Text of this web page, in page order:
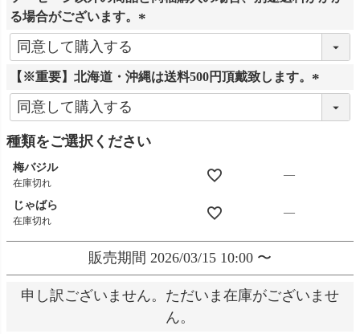
)
る場合がございます。
必
須
)
【※重要】北海道・沖縄は送料500円頂戴致します。
必
種類をご選択ください
梅バジル
在庫切れ
—
じゃばら
在庫切れ
—
販売期間 2026/03/15 10:00 〜
申し訳ございません。ただいま在庫がございませ
ん。